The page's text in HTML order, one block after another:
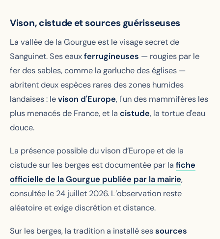
Vison, cistude et sources guérisseuses
La vallée de la Gourgue est le visage secret de
Sanguinet. Ses eauxferrugineuses — rougies par le
fer des sables, comme la garluche des églises —
abritent deux espèces rares des zones humides
landaises : levison d'Europe, l'un des mammifères les
plus menacés de France, et la cistude, la tortue d'eau
douce.
La présence possible du vison d’Europe et de la
cistude sur les berges est documentée par la fiche
officielle de la Gourgue publiée par la mairie,
consultée le 24 juillet 2026. L’observation reste
aléatoire et exige discrétion et distance.
Sur les berges, la tradition a installé sessources